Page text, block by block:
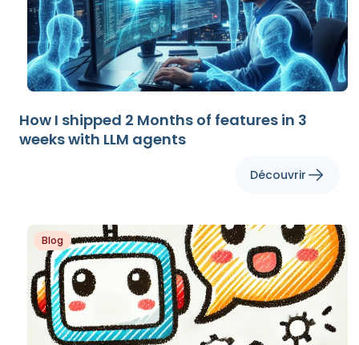
How I shipped 2 Months of features in 3
weeks with LLM agents
Découvrir
Blog